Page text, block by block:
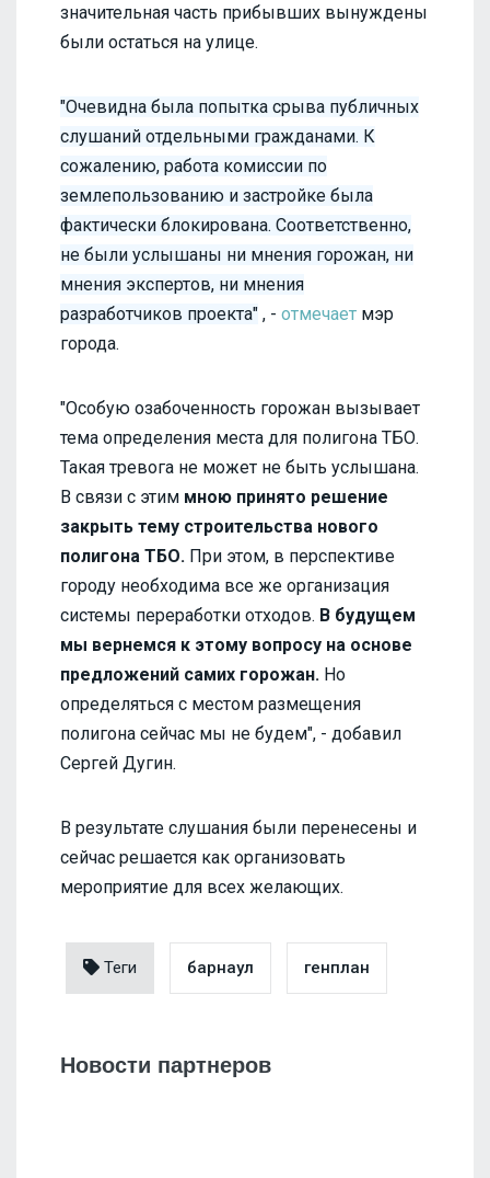
значительная часть прибывших вынуждены
были остаться на улице.
"Очевидна была попытка срыва публичных
слушаний отдельными гражданами. К
сожалению, работа комиссии по
землепользованию и застройке была
фактически блокирована. Соответственно,
не были услышаны ни мнения горожан, ни
мнения экспертов, ни мнения
разработчиков проекта" , - отмечает мэр
города.
"Особую озабоченность горожан вызывает
тема определения места для полигона ТБО.
Такая тревога не может не быть услышана.
В связи с этим мною принято решение
закрыть тему строительства нового
полигона ТБО. При этом, в перспективе
городу необходима все же организация
системы переработки отходов. В будущем
мы вернемся к этому вопросу на основе
предложений самих горожан. Но
определяться с местом размещения
полигона сейчас мы не будем", - добавил
Сергей Дугин.
В результате слушания были перенесены и
сейчас решается как организовать
мероприятие для всех желающих.
Теги барнаул генплан
Новости партнеров